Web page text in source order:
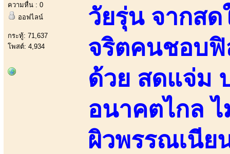
ความหื่น : 0
ออฟไลน์
กระทู้: 71,637
โพสต์: 4,934
วัยรุ่น จากส
จริตคนชอบฟิ
ด้วย สดแจ่ม
อนาคตไกล
ผิวพรรณเนีย